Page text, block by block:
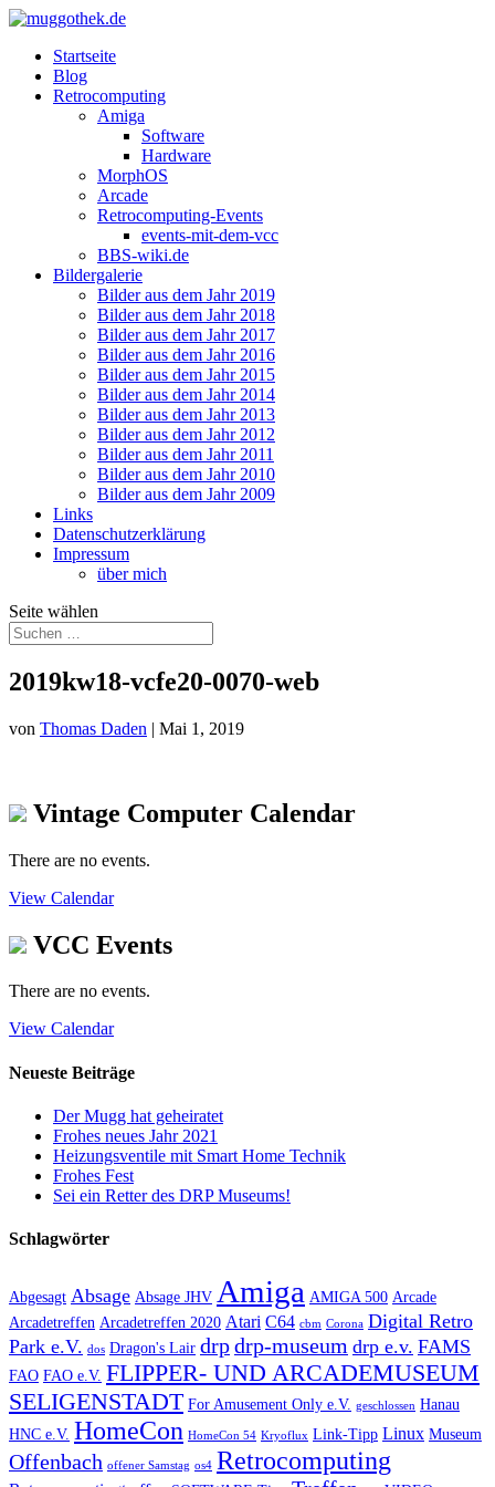
Startseite
Blog
Retrocomputing
Amiga
Software
Hardware
MorphOS
Arcade
Retrocomputing-Events
events-mit-dem-vcc
BBS-wiki.de
Bildergalerie
Bilder aus dem Jahr 2019
Bilder aus dem Jahr 2018
Bilder aus dem Jahr 2017
Bilder aus dem Jahr 2016
Bilder aus dem Jahr 2015
Bilder aus dem Jahr 2014
Bilder aus dem Jahr 2013
Bilder aus dem Jahr 2012
Bilder aus dem Jahr 2011
Bilder aus dem Jahr 2010
Bilder aus dem Jahr 2009
Links
Datenschutzerklärung
Impressum
über mich
Seite wählen
2019kw18-vcfe20-0070-web
von Thomas Daden | Mai 1, 2019
Vintage Computer Calendar
There are no events.
View Calendar
VCC Events
There are no events.
View Calendar
Neueste Beiträge
Der Mugg hat geheiratet
Frohes neues Jahr 2021
Heizungsventile mit Smart Home Technik
Frohes Fest
Sei ein Retter des DRP Museums!
Schlagwörter
Abgesagt Absage Absage JHV Amiga AMIGA 500 Arcade
Arcadetreffen Arcadetreffen 2020 Atari C64 cbm Corona Digital Retro
Park e.V. dos Dragon's Lair drpdrp-museum drp e.v. FAMS
FAO FAO e.V. FLIPPER- UND ARCADEMUSEUM
SELIGENSTADT For Amusement Only e.V. geschlossen Hanau
HNC e.V. HomeCon HomeCon 54 Kryoflux Link-Tipp Linux Museum
Offenbach offener Samstag os4 Retrocomputing